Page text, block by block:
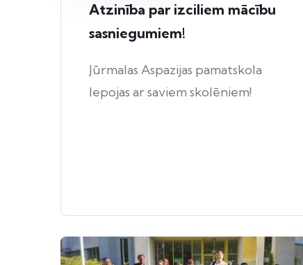
Atzinība par izciliem mācību
sasniegumiem!
Jūrmalas Aspazijas pamatskola
lepojas ar saviem skolēniem!